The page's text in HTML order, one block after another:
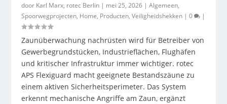
door Karl Marx, rotec Berlin | mei 25, 2026 |Algemeen,
Spoorwegprojecten, Home, Producten,Veiligheidshekken |0 |
Zaunüberwachung nachrüsten wird für Betreiber von
Gewerbegrundstücken, Industrieflächen, Flughäfen
und kritischer Infrastruktur immer wichtiger. rotec
APS Flexiguard macht geeignete Bestandszäune zu
einem aktiven Sicherheitsperimeter. Das System
erkennt mechanische Angriffe am Zaun, ergänzt